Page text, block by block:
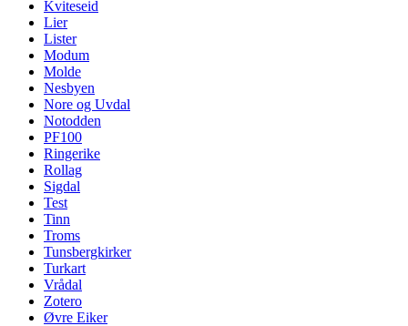
Kviteseid
Lier
Lister
Modum
Molde
Nesbyen
Nore og Uvdal
Notodden
PF100
Ringerike
Rollag
Sigdal
Test
Tinn
Troms
Tunsbergkirker
Turkart
Vrådal
Zotero
Øvre Eiker